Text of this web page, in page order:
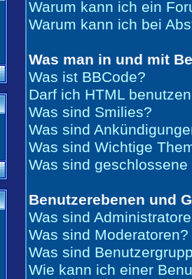
Warum kann ich ein
Warum kann ich bei
Was man in und mit
Was ist BBCode?
Darf ich HTML
Was sind Smilies?
Was sind
Was sind Wichtige
Was sind
Benutzerebenen und
Was sind
Was sind Moderatoren?
Was sind
Wie kann ich einer